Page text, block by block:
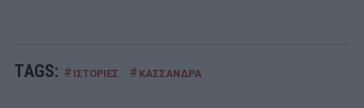
TAGS: # ΙΣΤΟΡΙΕΣ # ΚΑΣΣΑΝΔΡΑ